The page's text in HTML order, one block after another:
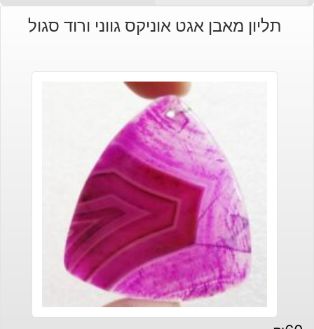
תליון מאבן אגט אוניקס גווני ורוד סגול